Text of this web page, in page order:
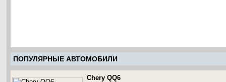
ПОПУЛЯРНЫЕ АВТОМОБИЛИ
Chery QQ6